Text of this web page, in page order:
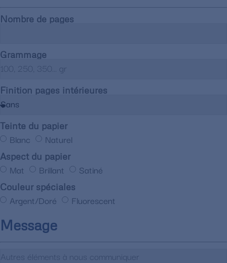
Nombre de pages
Grammage
Finition pages intérieures
Teinte du papier
Blanc Naturel
Aspect du papier
Mat Brillant Satiné
Couleur spéciales
Argent/Doré Fluorescent
Message